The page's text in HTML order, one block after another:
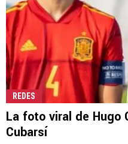
REDES
La foto viral de Hugo
Cubarsí